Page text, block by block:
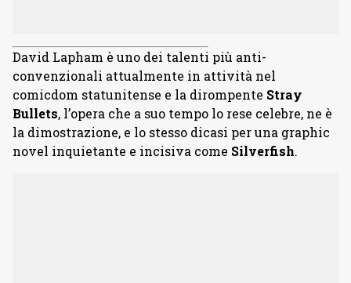
David Lapham è uno dei talenti più anti-
convenzionali attualmente in attività nel
comicdom statunitense e la dirompente Stray
Bullets, l’opera che a suo tempo lo rese celebre, ne è
la dimostrazione, e lo stesso dicasi per una graphic
novel inquietante e incisiva come Silverfish.